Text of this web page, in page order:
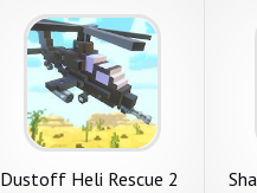
Dustoff Heli Rescue 2